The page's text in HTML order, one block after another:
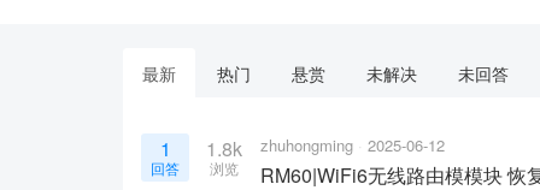
最新 热门 悬赏 未解决 未回答
1
回答
1.8k
浏览
zhuhongming 2025-06-12
RM60|WiFi6无线路由模模块 恢